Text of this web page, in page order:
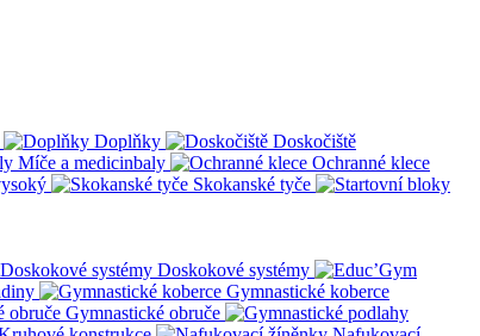
Doplňky
Doskočiště
Míče a medicinbaly
Ochranné klece
Skokanské tyče
Doskokové systémy
Gymnastické koberce
Gymnastické obruče